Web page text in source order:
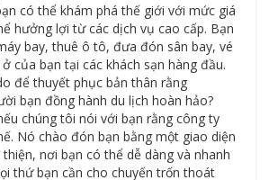
có thể khám phá thế giới với mức giá
hưởng lợi từ các dịch vụ cao cấp. Bạn
bay, thuê ô tô, đưa đón sân bay, vé
của bạn tại các khách sạn hàng đầu.
để thuyết phục bản thân rằng
bạn đồng hành du lịch hoàn hảo?
chúng tôi nói với bạn rằng công ty
Nó chào đón bạn bằng một giao diện
nơi bạn có thể dễ dàng và nhanh
thứ bạn cần cho chuyến trốn thoát